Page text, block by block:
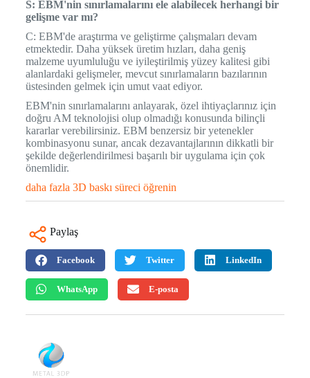
S: EBM'nin sınırlamalarını ele alabilecek herhangi bir
gelişme var mı?
C: EBM'de araştırma ve geliştirme çalışmaları devam
etmektedir. Daha yüksek üretim hızları, daha geniş
malzeme uyumluluğu ve iyileştirilmiş yüzey kalitesi gibi
alanlardaki gelişmeler, mevcut sınırlamaların bazılarının
üstesinden gelmek için umut vaat ediyor.
EBM'nin sınırlamalarını anlayarak, özel ihtiyaçlarınız için
doğru AM teknolojisi olup olmadığı konusunda bilinçli
kararlar verebilirsiniz. EBM benzersiz bir yetenekler
kombinasyonu sunar, ancak dezavantajlarının dikkatli bir
şekilde değerlendirilmesi başarılı bir uygulama için çok
önemlidir.
daha fazla 3D baskı süreci öğrenin
Paylaş
Facebook Twitter LinkedIn
WhatsApp E-posta